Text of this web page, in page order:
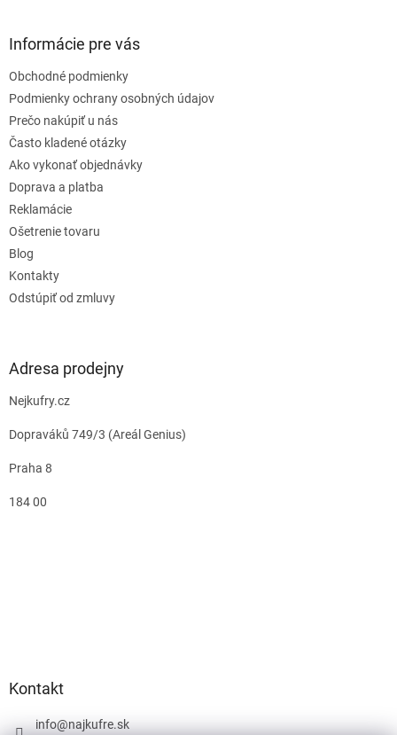
Informácie pre vás
Obchodné podmienky
Podmienky ochrany osobných údajov
Prečo nakúpiť u nás
Často kladené otázky
Ako vykonať objednávky
Doprava a platba
Reklamácie
Ošetrenie tovaru
Blog
Kontakty
Odstúpiť od zmluvy
Adresa prodejny
Nejkufry.cz
Dopraváků 749/3 (Areál Genius)
Praha 8
184 00
Kontakt
info@najkufre.sk